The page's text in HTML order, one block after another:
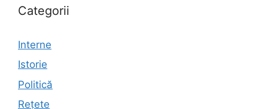
Categorii
Interne
Istorie
Politică
Rețete